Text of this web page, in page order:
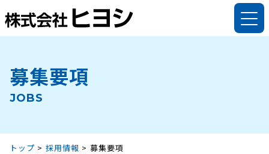
法人のお客様
法人のお客様トップ
リサイクル事業
個人のお客様
ヒヨシについて
採用情報
募集要項
JOBS
トップ > 採用情報 > 募集要項